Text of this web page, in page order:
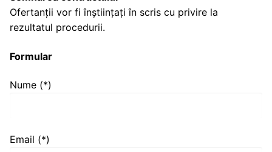
Ofertanții vor fi înștiințați în scris cu privire la
rezultatul procedurii.
Formular
Nume (*)
Email (*)